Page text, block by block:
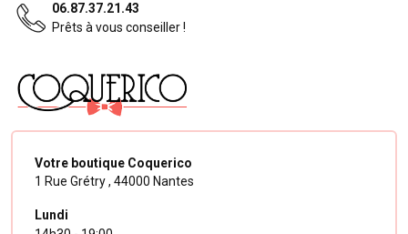
06.87.37.21.43
Prêts à vous conseiller !
Votre boutique Coquerico
1 Rue Grétry , 44000 Nantes
Lundi